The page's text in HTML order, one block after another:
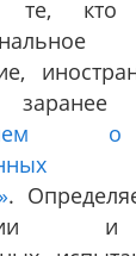
те, кто
заранее
о
.
и